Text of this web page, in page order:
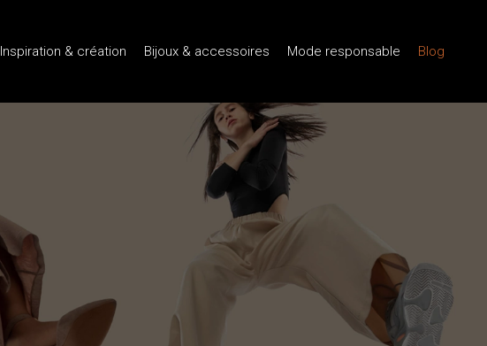
Inspiration & création Bijoux & accessoires Mode responsable Blog